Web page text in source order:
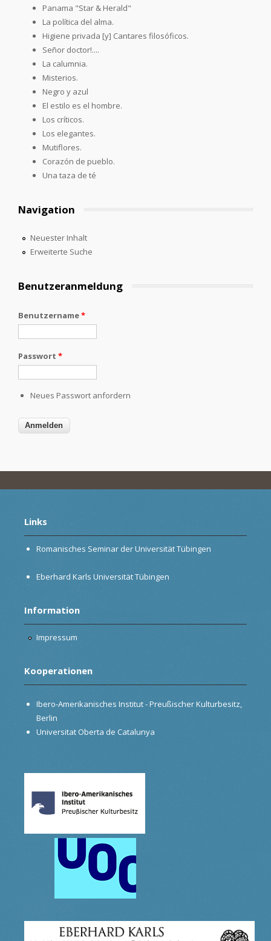
Panama "Star & Herald"
La política del alma.
Higiene privada [y] Cantares filosóficos.
Señor doctor!....
La calumnia.
Misterios.
Negro y azul
El estilo es el hombre.
Los críticos.
Los elegantes.
Mutiflores.
Corazón de pueblo.
Una taza de té
Navigation
Neuester Inhalt
Erweiterte Suche
Benutzeranmeldung
Benutzername*
Passwort *
Neues Passwort anfordern
Links
Romanisches Seminar der Universität Tübingen
Eberhard Karls Universität Tübingen
Information
Impressum
Kooperationen
Ibero-Amerikanisches Institut - Preußischer Kulturbesitz,
Berlin
Universitat Oberta de Catalunya